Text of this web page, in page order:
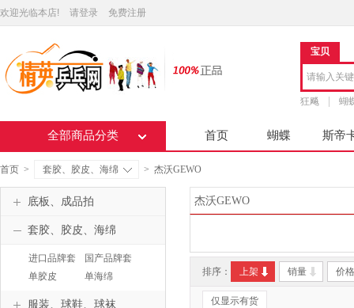
欢迎光临本店! 请登录 免费注册
宝贝
狂飚 蝴
全部商品分类 首页 蝴蝶 斯帝
首页 > 套胶、胶皮、海绵 > 杰沃GEWO
杰沃GEWO
排序： 上架 销量 价格
仅显示有货
底板、成品拍
套胶、胶皮、海绵
进口品牌套
胶
国产品牌套
胶
单胶皮 单海绵
服装、球鞋、球袜